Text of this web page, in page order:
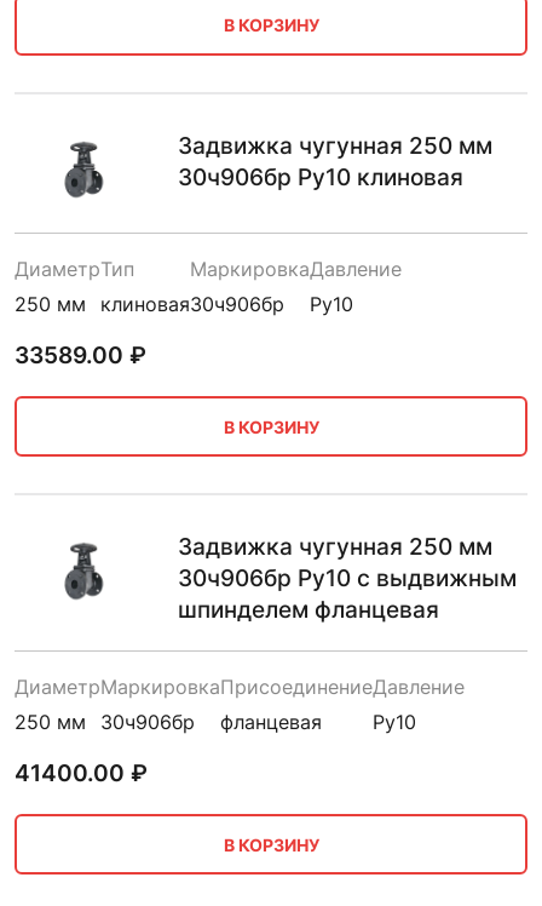
В КОРЗИНУ
Задвижка чугунная 250 мм
30ч906бр Ру10 клиновая
Диаметр
250 мм
Тип
клиновая
Маркировка
30ч906бр
Давление
Ру10
33589.00 ₽
В КОРЗИНУ
Задвижка чугунная 250 мм
30ч906бр Ру10 с выдвижным
шпинделем фланцевая
Диаметр
250 мм
Маркировка
30ч906бр
Присоединение
фланцевая
Давление
Ру10
41400.00 ₽
В КОРЗИНУ